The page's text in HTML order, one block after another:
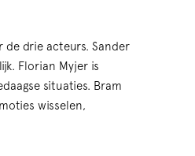
drie acteurs. Sander
Florian Myjer is
situaties. Bram
wisselen,
Inzoomen